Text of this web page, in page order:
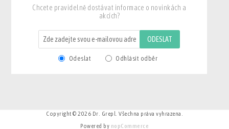
Chcete pravidelně dostávat informace o novinkách a
akcích?
ODESLAT
Odeslat Odhlásit odběr
Copyright © 2026 Dr. Grepl. Všechna práva vyhrazena.
Powered by nopCommerce